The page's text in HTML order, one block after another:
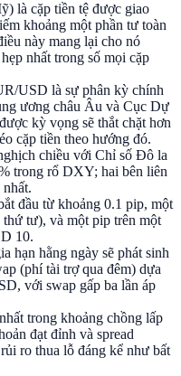
là cặp tiền tệ được giao
khoảng một phần tư toàn
này mang lại cho nó
nhất trong số mọi cặp
USD là sự phân kỳ chính
ương châu Âu và Cục Dự
kỳ vọng sẽ thắt chặt hơn
cặp tiền theo hướng đó.
chiều với Chỉ số Đô la
trong rổ DXY; hai bên liên
đầu từ khoảng 0.1 pip, một
tư), và một pip trên một
10.
hạn hằng ngày sẽ phát sinh
(phí tài trợ qua đêm) dựa
với swap gấp ba lần áp
trong khoảng chồng lấp
đạt đỉnh và spread
ro thua lỗ đáng kể như bất